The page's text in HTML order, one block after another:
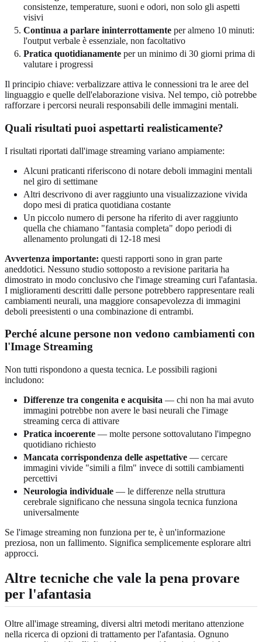
consistenze, temperature, suoni e odori, non solo gli aspetti
visivi
Continua a parlare ininterrottamente per almeno 10 minuti:
l'output verbale è essenziale, non facoltativo
Pratica quotidianamente per un minimo di 30 giorni prima di
valutare i progressi
Il principio chiave: verbalizzare attiva le connessioni tra le aree del
linguaggio e quelle dell'elaborazione visiva. Nel tempo, ciò potrebbe
rafforzare i percorsi neurali responsabili delle immagini mentali.
Quali risultati puoi aspettarti realisticamente?
I risultati riportati dall'image streaming variano ampiamente:
Alcuni praticanti riferiscono di notare deboli immagini mentali
nel giro di settimane
Altri descrivono di aver raggiunto una visualizzazione vivida
dopo mesi di pratica quotidiana costante
Un piccolo numero di persone ha riferito di aver raggiunto
quella che chiamano "fantasia completa" dopo periodi di
allenamento prolungati di 12-18 mesi
Avvertenza importante: questi rapporti sono in gran parte
aneddotici. Nessuno studio sottoposto a revisione paritaria ha
dimostrato in modo conclusivo che l'image streaming curi l'afantasia.
I miglioramenti descritti dalle persone potrebbero rappresentare reali
cambiamenti neurali, una maggiore consapevolezza di immagini
deboli preesistenti o una combinazione di entrambi.
Perché alcune persone non vedono cambiamenti con
l'Image Streaming
Non tutti rispondono a questa tecnica. Le possibili ragioni
includono:
Differenze tra congenita e acquisita — chi non ha mai avuto
immagini potrebbe non avere le basi neurali che l'image
streaming cerca di attivare
Pratica incoerente — molte persone sottovalutano l'impegno
quotidiano richiesto
Mancata corrispondenza delle aspettative — cercare
immagini vivide "simili a film" invece di sottili cambiamenti
percettivi
Neurologia individuale — le differenze nella struttura
cerebrale significano che nessuna singola tecnica funziona
universalmente
Se l'image streaming non funziona per te, è un'informazione
preziosa, non un fallimento. Significa semplicemente esplorare altri
approcci.
Altre tecniche che vale la pena provare
per l'afantasia
Oltre all'image streaming, diversi altri metodi meritano attenzione
nella ricerca di opzioni di trattamento per l'afantasia. Ognuno